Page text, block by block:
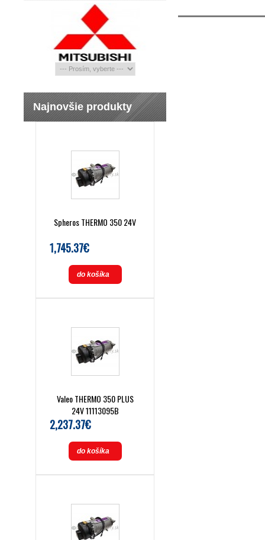
Najnovšie produkty
Spheros THERMO 350 24V
1,745.37€
do košíka
Valeo THERMO 350 PLUS
24V 11113095B
2,237.37€
do košíka